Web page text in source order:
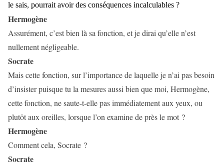
le sais, pourrait avoir des conséquences incalculables ?
Hermogène
Assurément, c’est bien là sa fonction, et je dirai qu’elle n’est
nullement négligeable.
Socrate
Mais cette fonction, sur l’importance de laquelle je n’ai pas besoin
d’insister puisque tu la mesures aussi bien que moi, Hermogène,
cette fonction, ne saute-t-elle pas immédiatement aux yeux, ou
plutôt aux oreilles, lorsque l’on examine de près le mot ?
Hermogène
Comment cela, Socrate ?
Socrate